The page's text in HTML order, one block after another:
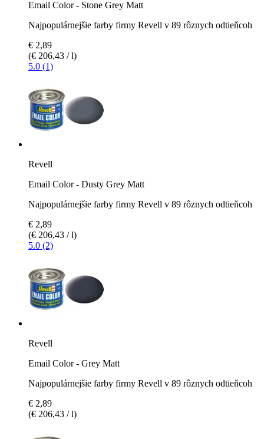
Email Color - Stone Grey Matt
Najpopulárnejšie farby firmy Revell v 89 rôznych odtieňcoh
€ 2,89
(€ 206,43 / l)
5.0 (1)
Revell
Email Color - Dusty Grey Matt
Najpopulárnejšie farby firmy Revell v 89 rôznych odtieňcoh
€ 2,89
(€ 206,43 / l)
5.0 (2)
Revell
Email Color - Grey Matt
Najpopulárnejšie farby firmy Revell v 89 rôznych odtieňcoh
€ 2,89
(€ 206,43 / l)